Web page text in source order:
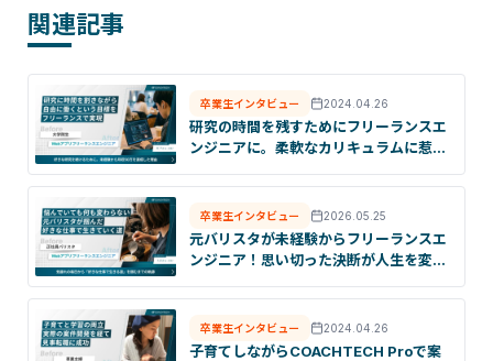
関連記事
卒業生インタビュー 2024.04.26
研究の時間を残すためにフリーランスエ
ンジニアに。柔軟なカリキュラムに惹か
卒業生インタビュー 2026.05.25
元バリスタが未経験からフリーランスエ
ンジニア！思い切った決断が人生を変え
卒業生インタビュー 2024.04.26
子育てしながらCOACHTECH Proで案